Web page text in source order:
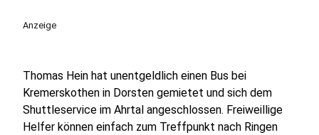
Anzeige
Thomas Hein hat unentgeldlich einen Bus bei
Kremerskothen in Dorsten gemietet und sich dem
Shuttleservice im Ahrtal angeschlossen. Freiweillige
Helfer können einfach zum Treffpunkt nach Ringen